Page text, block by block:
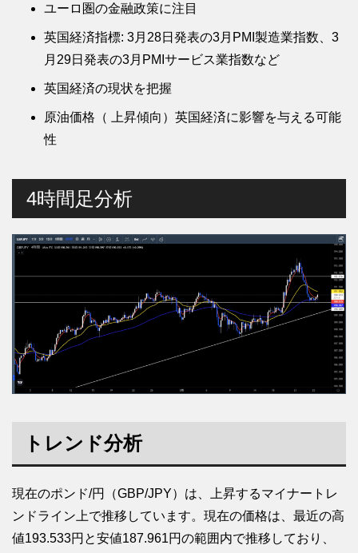
ユーロ圏の金融政策に注目
英国経済指標: 3月28日発表の3月PMI製造業指数、3
月29日発表の3月PMIサービス業指数など
英国経済の現状を把握
原油価格（ 上昇傾向）英国経済に影響を与える可能
性
4時間足分析
トレンド分析
現在のポンド/円（GBP/JPY）は、上昇するマイナートレ
ンドライン上で推移しています。現在の価格は、最近の高
値193.533円と安値187.961円の範囲内で推移しており、